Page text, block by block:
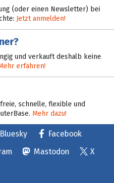
(oder einen Newsletter) bei
Jetzt anmelden!
und verkauft deshalb keine
erfahren!
schnelle, flexible und
Mehr dazu!
Bluesky
Facebook
Mastodon
X